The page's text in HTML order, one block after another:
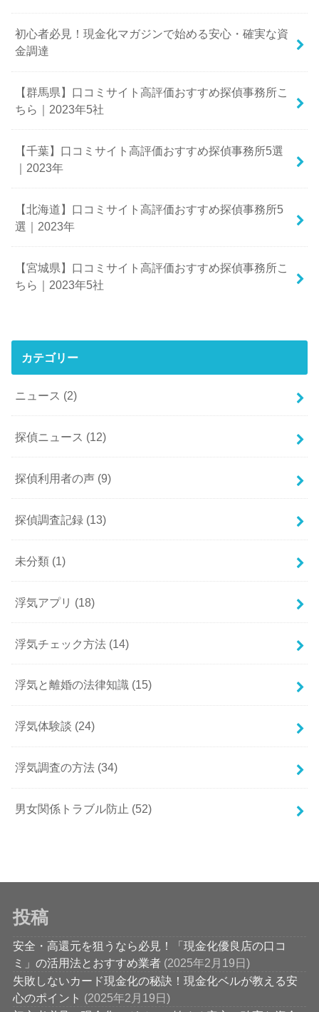
初心者必見！現金化マガジンで始める安心・確実な資
金調達
【群馬県】口コミサイト高評価おすすめ探偵事務所こ
ちら｜2023年5社
【千葉】口コミサイト高評価おすすめ探偵事務所5選
｜2023年
【北海道】口コミサイト高評価おすすめ探偵事務所5
選｜2023年
【宮城県】口コミサイト高評価おすすめ探偵事務所こ
ちら｜2023年5社
カテゴリー
ニュース (2)
探偵ニュース (12)
探偵利用者の声 (9)
探偵調査記録 (13)
未分類 (1)
浮気アプリ (18)
浮気チェック方法 (14)
浮気と離婚の法律知識 (15)
浮気体験談 (24)
浮気調査の方法 (34)
男女関係トラブル防止 (52)
投稿
安全・高還元を狙うなら必見！「現金化優良店の口コ
ミ」の活用法とおすすめ業者 (2025年2月19日)
失敗しないカード現金化の秘訣！現金化ベルが教える安
心のポイント (2025年2月19日)